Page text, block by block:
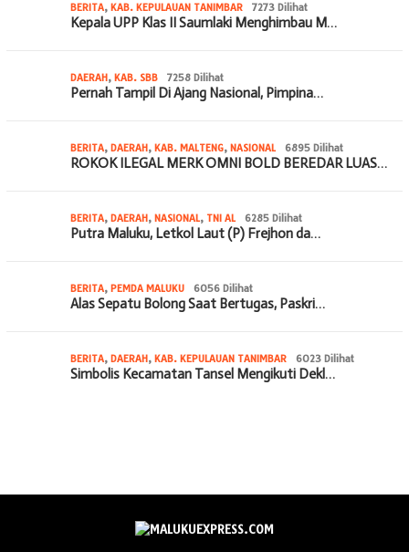
BERITA, KAB. KEPULAUAN TANIMBAR 7273 Dilihat
Kepala UPP Klas II Saumlaki Menghimbau M…
DAERAH, KAB. SBB 7258 Dilihat
Pernah Tampil Di Ajang Nasional, Pimpina…
BERITA, DAERAH, KAB. MALTENG, NASIONAL 6895 Dilihat
ROKOK ILEGAL MERK OMNI BOLD BEREDAR LUAS…
BERITA, DAERAH, NASIONAL, TNI AL 6285 Dilihat
Putra Maluku, Letkol Laut (P) Frejhon da…
BERITA, PEMDA MALUKU 6056 Dilihat
Alas Sepatu Bolong Saat Bertugas, Paskri…
BERITA, DAERAH, KAB. KEPULAUAN TANIMBAR 6023 Dilihat
Simbolis Kecamatan Tansel Mengikuti Dekl…